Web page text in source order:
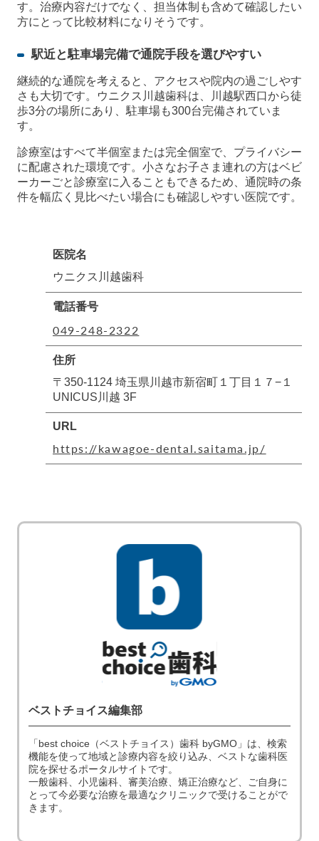
す。治療内容だけでなく、担当体制も含めて確認したい
方にとって比較材料になりそうです。
駅近と駐車場完備で通院手段を選びやすい
継続的な通院を考えると、アクセスや院内の過ごしやす
さも大切です。ウニクス川越歯科は、川越駅西口から徒
歩3分の場所にあり、駐車場も300台完備されていま
す。
診療室はすべて半個室または完全個室で、プライバシー
に配慮された環境です。小さなお子さま連れの方はベビ
ーカーごと診療室に入ることもできるため、通院時の条
件を幅広く見比べたい場合にも確認しやすい医院です。
医院名
ウニクス川越歯科
電話番号
049-248-2322
住所
〒350-1124 埼玉県川越市新宿町１丁目１７−１
UNICUS川越 3F
URL
https://kawagoe-dental.saitama.jp/
ベストチョイス編集部
「best choice（ベストチョイス）歯科 byGMO」は、検索
機能を使って地域と診療内容を絞り込み、ベストな歯科医
院を探せるポータルサイトです。
一般歯科、小児歯科、審美治療、矯正治療など、ご自身に
とって今必要な治療を最適なクリニックで受けることがで
きます。